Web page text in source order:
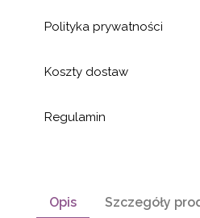
Polityka prywatności
Koszty dostaw
Regulamin
Opis Szczegóły